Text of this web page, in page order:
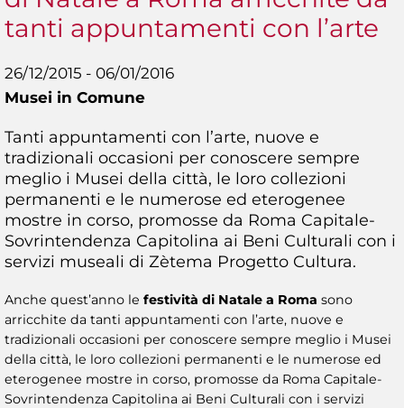
tanti appuntamenti con l’arte
26/12/2015 - 06/01/2016
Musei in Comune
Tanti appuntamenti con l’arte, nuove e
tradizionali occasioni per conoscere sempre
meglio i Musei della città, le loro collezioni
permanenti e le numerose ed eterogenee
mostre in corso, promosse da Roma Capitale-
Sovrintendenza Capitolina ai Beni Culturali con i
servizi museali di Zètema Progetto Cultura.
Anche quest’anno le festività di Natale a Roma sono
arricchite da tanti appuntamenti con l’arte, nuove e
tradizionali occasioni per conoscere sempre meglio i Musei
della città, le loro collezioni permanenti e le numerose ed
eterogenee mostre in corso, promosse da Roma Capitale-
Sovrintendenza Capitolina ai Beni Culturali con i servizi